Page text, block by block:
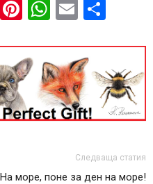
LinkedIn
Pinterest
WhatsApp
Email
Следваща статия
На море, поне за ден на море!